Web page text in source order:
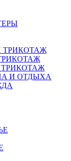
ТРИКОТАЖ
И ОТДЫХА